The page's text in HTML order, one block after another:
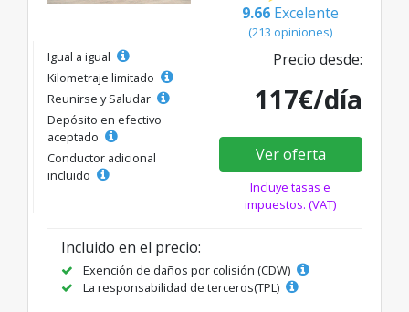
9.66 Excelente
(213 opiniones)
Igual a igual
Kilometraje limitado
Reunirse y Saludar
Depósito en efectivo
aceptado
Conductor adicional
incluido
Precio desde:
117€/día
Ver oferta
Incluye tasas e
impuestos. (VAT)
Incluido en el precio:
Exención de daños por colisión (CDW)
La responsabilidad de terceros(TPL)